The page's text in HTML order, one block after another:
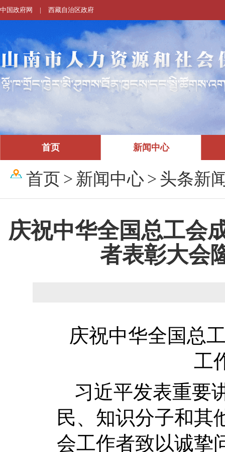
中国政府网 | 西藏自治区政府
首页 新闻中心
首页 > 新闻中心> 头条新
庆祝中华全国总工会
者表彰大会
庆祝中华全国总
工
习近平发表重要
民、知识分子和其
会工作者致以诚挚